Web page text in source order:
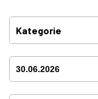
IMPREZY
ROZRYWKA
W KINACH
Kategorie
Festiwal